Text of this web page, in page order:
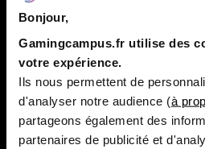
Bonjour,
Gamingcampus.fr utilise des
votre expérience.
Ils nous permettent de
d'analyser notre audience (à
partageons également des
partenaires de publicité et